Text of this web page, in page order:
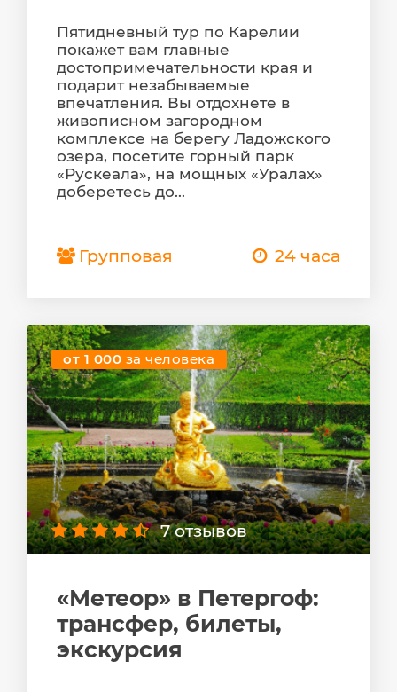
Пятидневный тур по Карелии
покажет вам главные
достопримечательности края и
подарит незабываемые
впечатления. Вы отдохнете в
живописном загородном
комплексе на берегу Ладожского
озера, посетите горный парк
«Рускеала», на мощных «Уралах»
доберетесь до...
Групповая 24 часа
от 1 000 за человека
7 отзывов
«Метеор» в Петергоф:
трансфер, билеты,
экскурсия